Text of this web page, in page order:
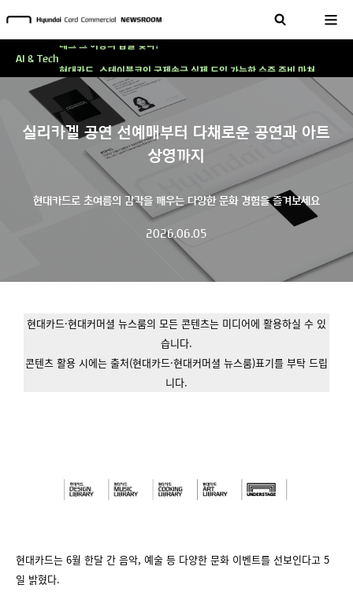
실리카겔 공연 선예매부터 다채로운 공연과 아트
상영까지
현대카드로 초여름의 감각을 깨우는 다양한 문화 경험을 즐겨보세요
2026.06.05
현대카드·현대커머셜 뉴스룸의 모든 콘텐츠는 미디어에 활용하실 수 있
습니다.
콘텐츠 활용 시에는 출처(현대카드·현대커머셜 뉴스룸)표기를 부탁 드립
니다.
현대카드는 6월 한달 간 음악, 예술 등 다양한 문화 이벤트를 선보인다고 5
일 밝혔다.
AI & Tech
'AI에게도 배운다'…현대카드·현대커머셜이 'AX 시대'에 대응하는 방식
테크 그 이상의 답을 찾다!